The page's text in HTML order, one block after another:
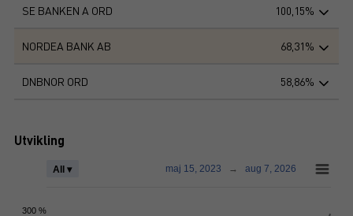
SE BANKEN A ORD 100,15%
NORDEA BANK AB 68,31%
DNBNOR ORD 58,86%
Utvikling
All ▾ maj 15, 2023 → aug 7, 2026
300 %